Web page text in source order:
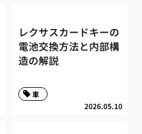
レクサスカードキーの
電池交換方法と内部構
造の解説
2026.05.10
車